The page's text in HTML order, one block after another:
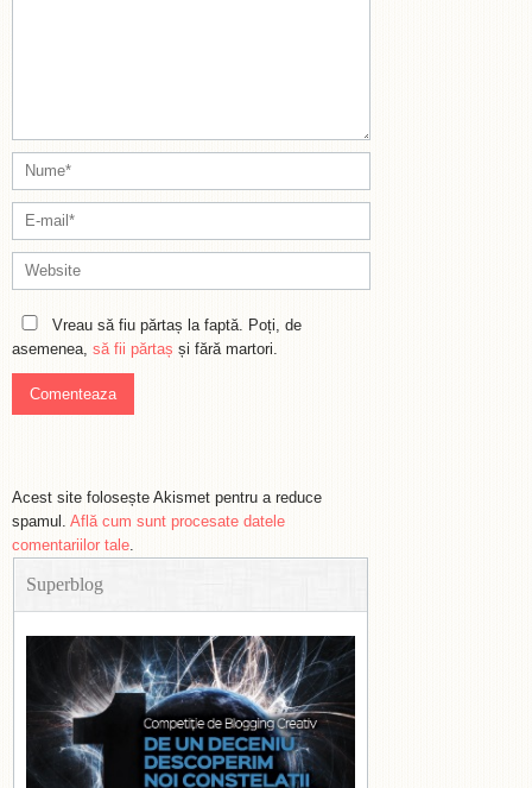
Vreau să fiu părtaș la faptă. Poți, de
asemenea, să fii părtaș și fără martori.
Acest site folosește Akismet pentru a reduce
spamul. Află cum sunt procesate datele
comentariilor tale.
Superblog